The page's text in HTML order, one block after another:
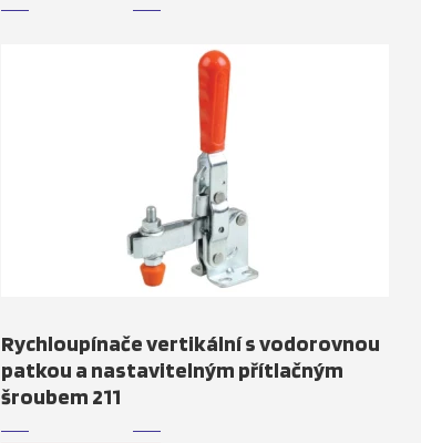
Rychloupínače vertikální s vodorovnou
patkou a nastavitelným přítlačným
šroubem 211